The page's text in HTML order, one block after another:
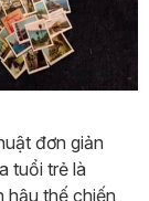
đơn giản
tuổi trẻ là
thế chiến,